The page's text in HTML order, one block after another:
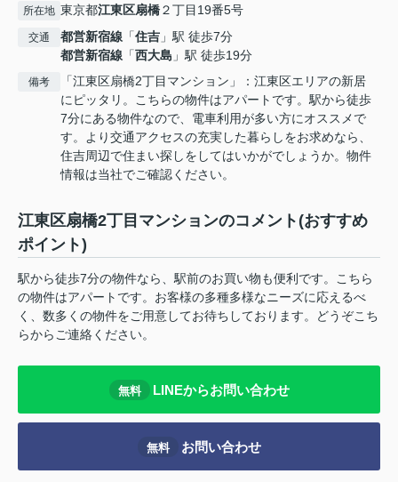
所在地 東京都江東区扇橋２丁目19番5号
交通 都営新宿線 「住吉 」駅 徒歩7分
都営新宿線 「西大島 」駅 徒歩19分
備考
「江東区扇橋2丁目マンション」：江東区エリアの新居
にピッタリ。こちらの物件はアパートです。駅から徒歩
7分にある物件なので、電車利用が多い方にオススメで
す。より交通アクセスの充実した暮らしをお求めなら、
住吉周辺で住まい探しをしてはいかがでしょうか。物件
情報は当社でご確認ください。
江東区扇橋2丁目マンションのコメント(おすすめ
ポイント)
駅から徒歩7分の物件なら、駅前のお買い物も便利です。こちら
の物件はアパートです。お客様の多種多様なニーズに応えるべ
く、数多くの物件をご用意してお待ちしております。どうぞこち
らからご連絡ください。
無料 LINEからお問い合わせ
無料 お問い合わせ